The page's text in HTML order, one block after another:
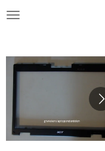
Ga
de
hoofdinhoud